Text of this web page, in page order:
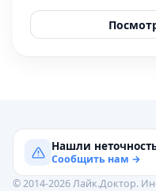
Нашли
Сообщить нам →
© 2014-2026 Лайк.Доктор.